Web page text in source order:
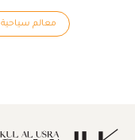
معالم سياحية